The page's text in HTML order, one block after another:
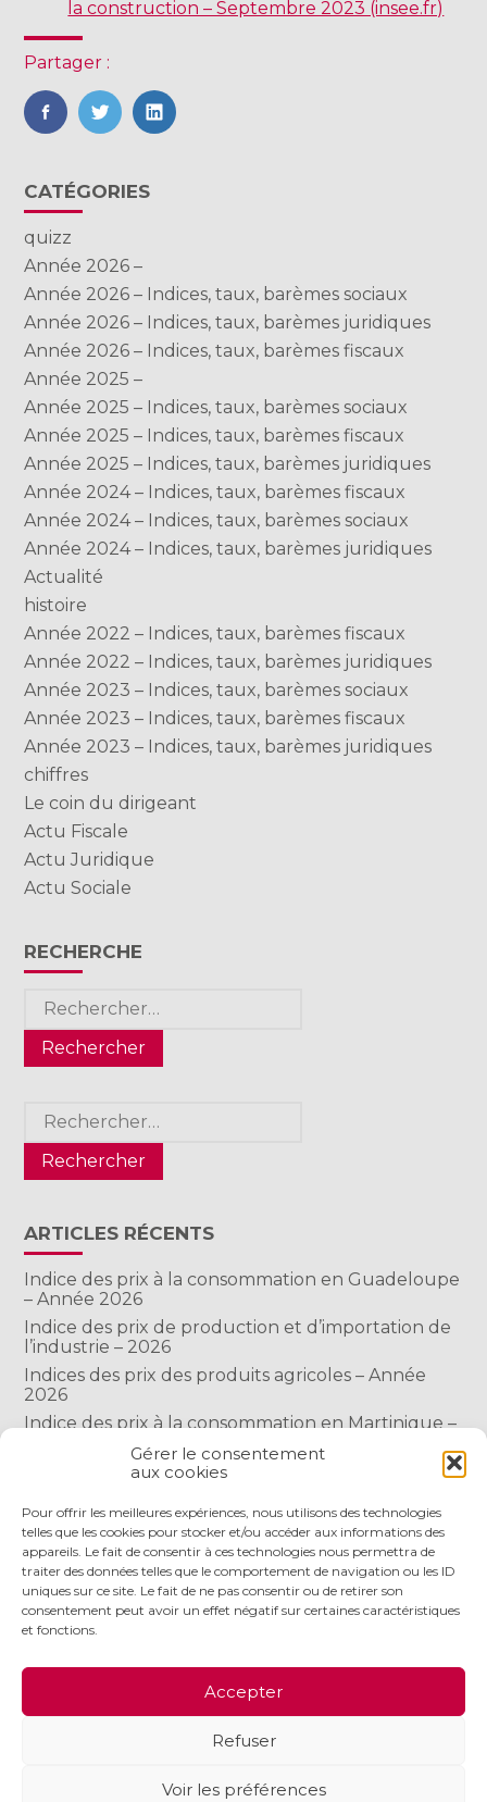
Gérer le consentement
aux cookies
Pour offrir les meilleures expériences, nous utilisons des technologies
telles que les cookies pour stocker et/ou accéder aux informations des
appareils. Le fait de consentir à ces technologies nous permettra de
traiter des données telles que le comportement de navigation ou les ID
uniques sur ce site. Le fait de ne pas consentir ou de retirer son
consentement peut avoir un effet négatif sur certaines caractéristiques
et fonctions.
Accepter
Refuser
Voir les préférences
la construction – Septembre 2023 (insee.fr)
Partager :
FaceBook
TwitterLinkedIn
Blog
sidebar
CATÉGORIES
quizz
Année 2026 –
Année 2026 – Indices, taux, barèmes sociaux
Année 2026 – Indices, taux, barèmes juridiques
Année 2026 – Indices, taux, barèmes fiscaux
Année 2025 –
Année 2025 – Indices, taux, barèmes sociaux
Année 2025 – Indices, taux, barèmes fiscaux
Année 2025 – Indices, taux, barèmes juridiques
Année 2024 – Indices, taux, barèmes fiscaux
Année 2024 – Indices, taux, barèmes sociaux
Année 2024 – Indices, taux, barèmes juridiques
Actualité
histoire
Année 2022 – Indices, taux, barèmes fiscaux
Année 2022 – Indices, taux, barèmes juridiques
Année 2023 – Indices, taux, barèmes sociaux
Année 2023 – Indices, taux, barèmes fiscaux
Année 2023 – Indices, taux, barèmes juridiques
chiffres
Le coin du dirigeant
Actu Fiscale
Actu Juridique
Actu Sociale
RECHERCHE
Rechercher :
Rechercher :
ARTICLES RÉCENTS
Indice des prix à la consommation en Guadeloupe
– Année 2026
Indice des prix de production et d’importation de
l’industrie – 2026
Indices des prix des produits agricoles – Année
2026
Indice des prix à la consommation en Martinique –
Indice des prix à la consommation à Mayotte –
COMMENTAIRES RÉCENTS
NOS SERVICES
ACTUALITÉS
RECRUTEMENT CONTACT
MENTIONS LÉGALES